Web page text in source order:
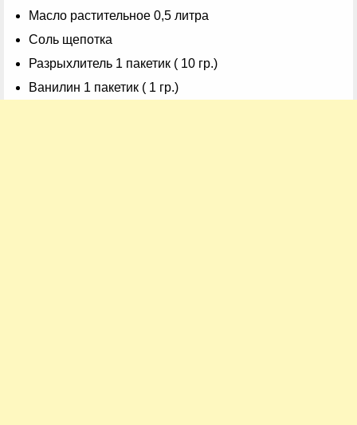
Масло растительное 0,5 литра
Соль щепотка
Разрыхлитель 1 пакетик ( 10 гр.)
Ванилин 1 пакетик ( 1 гр.)